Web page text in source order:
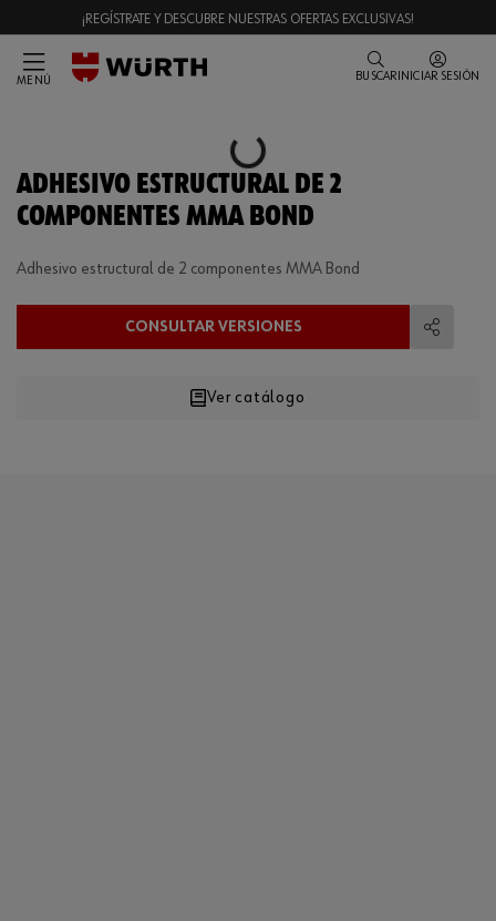
¡REGÍSTRATE Y DESCUBRE NUESTRAS OFERTAS EXCLUSIVAS!
MENÚ BUSCAR INICIAR SESIÓN
Loading...
ADHESIVO ESTRUCTURAL DE 2
COMPONENTES MMA BOND
Adhesivo estructural de 2 componentes MMA Bond
CONSULTAR VERSIONES
Ver catálogo